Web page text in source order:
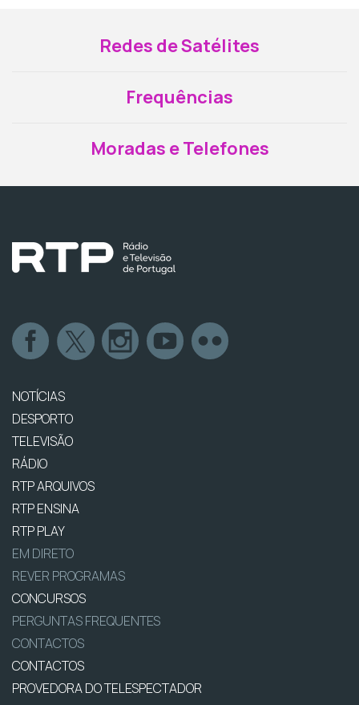
Redes de Satélites
Frequências
Moradas e Telefones
NOTÍCIAS
DESPORTO
TELEVISÃO
RÁDIO
RTP ARQUIVOS
RTP ENSINA
RTP PLAY
EM DIRETO
REVER PROGRAMAS
CONCURSOS
PERGUNTAS FREQUENTES
CONTACTOS
CONTACTOS
PROVEDORA DO TELESPECTADOR